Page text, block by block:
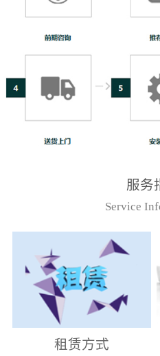
服务
Service
租赁方式